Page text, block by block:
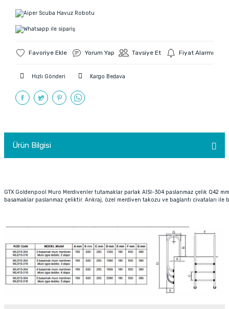
Yorum Yap Tavsiye Et Fiyat Alarmı
Hızlı Gönderi Kargo Bedava
Ürün Bilgisi
GTX Goldenpool Muro Merdivenler tutamaklar parlak AISI-304 paslanmaz çelik Q42
basamaklar paslanmaz çeliktir. Ankraj, özel merdiven takozu ve bağlantı civataları ile